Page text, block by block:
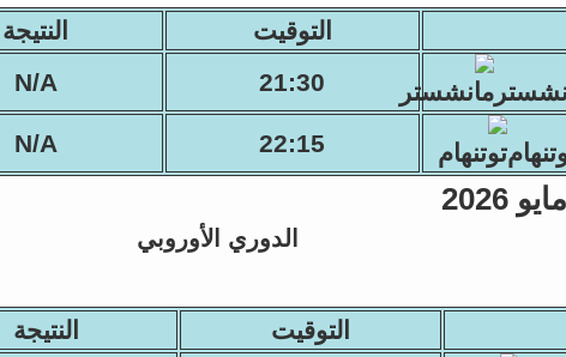
التوقيت النتيجة
21:30
N/A
22:15
N/A
الدوري الأوروبي
التوقيت النتيجة